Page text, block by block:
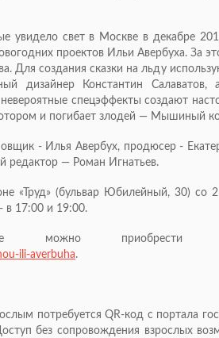
свет в Москве в декабре
проектов Ильи Авербуха. За
Для создания сказки на льду
дизайнер Константин Салаватов,
спецэффекты создают
и погибает злодей — Мышиный
- Илья Авербух, продюсер -
редактор — Роман Игнатьев.
«Труд» (бульвар Юбилейный, 30) со
в 17:00 и 19:00.
можно приобрести
ili-averbuha.
потребуется QR-код с портала
без сопровождения взрослых